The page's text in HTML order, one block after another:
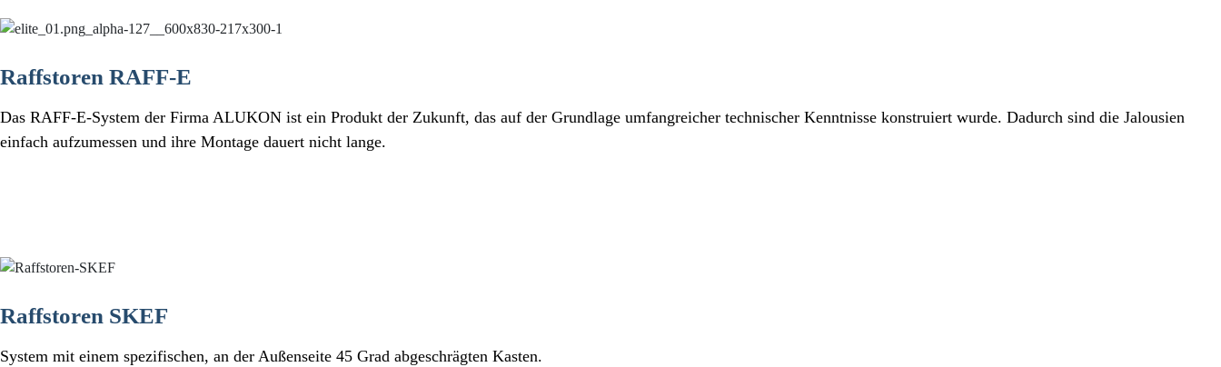
Raffstoren RAFF-E
Das RAFF-E-System der Firma ALUKON ist ein Produkt der Zukunft, das auf der Grundlage umfangreicher technischer Kenntnisse konstruiert wurde. Dadurch sind die Jalousien
einfach aufzumessen und ihre Montage dauert nicht lange.
Raffstoren SKEF
System mit einem spezifischen, an der Außenseite 45 Grad abgeschrägten Kasten.